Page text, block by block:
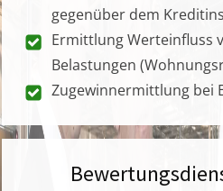
gegenüber dem
Ermittlung Werteinfluss
Belastungen
Zugewinnermittlung bei